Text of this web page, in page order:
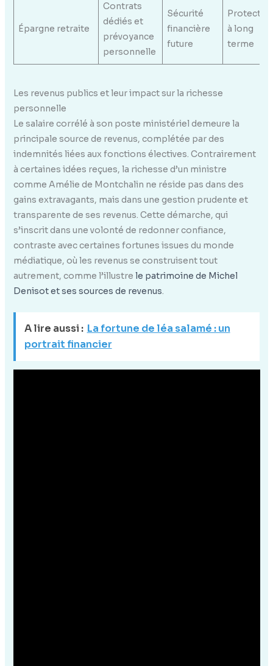
Épargne retraite
Contrats
dédiés et
prévoyance
personnelle
Sécurité
financière
future
à long
terme
Les revenus publics et leur impact sur la richesse
personnelle
Le salaire corrélé à son poste ministériel demeure la
principale source de revenus, complétée par des
indemnités liées aux fonctions électives. Contrairement
à certaines idées reçues, la richesse d’un ministre
comme Amélie de Montchalin ne réside pas dans des
gains extravagants, mais dans une gestion prudente et
transparente de ses revenus. Cette démarche, qui
s’inscrit dans une volonté de redonner confiance,
contraste avec certaines fortunes issues du monde
médiatique, où les revenus se construisent tout
autrement, comme l’illustre le patrimoine de Michel
Denisot et ses sources de revenus.
A lire aussi : La fortune de léa salamé : un
portrait financier